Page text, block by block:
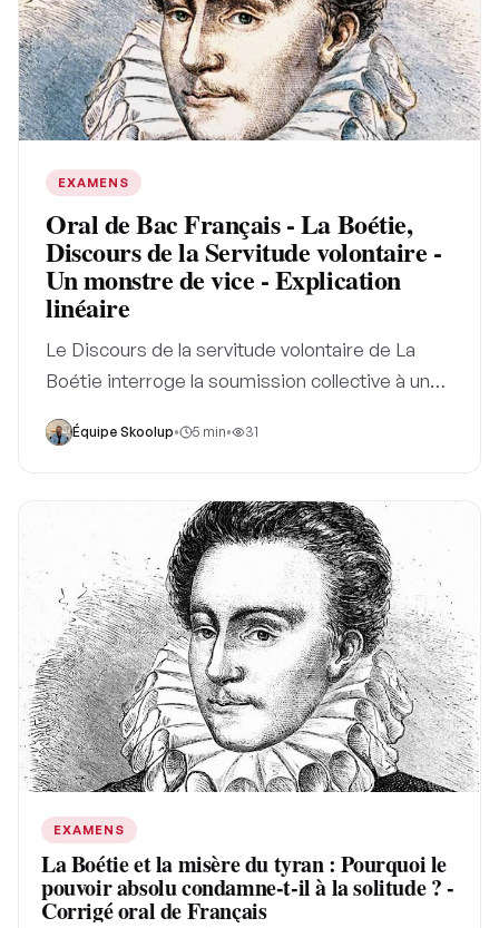
EXAMENS
Oral de Bac Français - La Boétie,
Discours de la Servitude volontaire -
Un monstre de vice - Explication
linéaire
Le Discours de la servitude volontaire de La
Boétie interroge la soumission collective à un
réfléchir sur le consentement.
Équipe Skoolup• 5 min• 31
EXAMENS
La Boétie et la misère du tyran : Pourquoi le
pouvoir absolu condamne-t-il à la solitude ? -
Corrigé oral de Français